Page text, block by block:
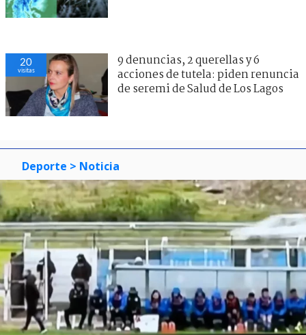
20
visitas
9 denuncias, 2 querellas y 6
acciones de tutela: piden renuncia
de seremi de Salud de Los Lagos
Deporte > Noticia